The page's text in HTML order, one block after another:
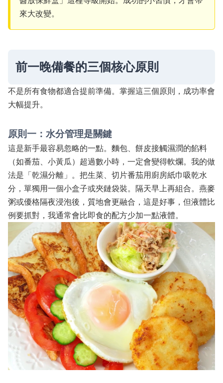
來大改變。
前一晚備餐的三個核心原則
不是所有食物都適合提前準備。掌握這三個原則，成功率會
大幅提升。
原則一：水分管理是關鍵
這是新手最容易忽略的一點。麵包、餅皮接觸濕潤的餡料
（如番茄、小黃瓜）超過數小時，一定會變得軟爛。我的做
法是「乾濕分離」。把生菜、切片番茄用廚房紙巾吸乾水
分，單獨用一個小盒子或夾鏈袋裝。隔天早上再組合。燕麥
粥或優格隔夜浸泡後，質地會更融合，這是好事，但液體比
例要抓對，我通常會比即食的配方少加一點液體。